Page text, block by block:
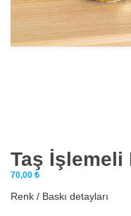
Taş İşlemeli
70,00 ₺
Renk / Baskı detayları